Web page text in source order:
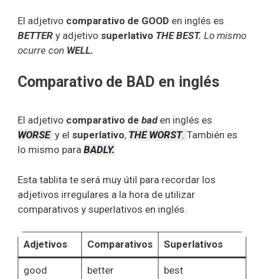
El adjetivo comparativo de GOOD en inglés es
BETTER y adjetivo superlativo THE BEST. Lo mismo
ocurre con WELL.
Comparativo de BAD en inglés
El adjetivo comparativo de baden inglés es
WORSE y el superlativo, THE WORST. También es
lo mismo para BADLY.
Esta tablita te será muy útil para recordar los
adjetivos irregulares a la hora de utilizar
comparativos y superlativos en inglés.
Adjetivos Comparativos Superlativos
good better best